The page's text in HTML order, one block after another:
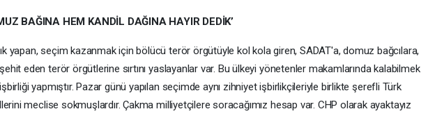
BAĞINA HEM KANDİL DAĞINA HAYIR DEDİK’
yapan, seçim kazanmak için bölücü terör örgütüyle kol kola giren, SADAT'a, domuz bağcılara,
eden terör örgütlerine sırtını yaslayanlar var. Bu ülkeyi yönetenler makamlarında kalabilmek
yapmıştır. Pazar günü yapılan seçimde aynı zihniyet işbirlikçileriyle birlikte şerefli Türk
meclise sokmuşlardır. Çakma milliyetçilere soracağımız hesap var. CHP olarak ayaktayız